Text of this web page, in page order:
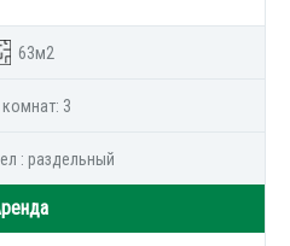
63м2
комнат: 3
: раздельный